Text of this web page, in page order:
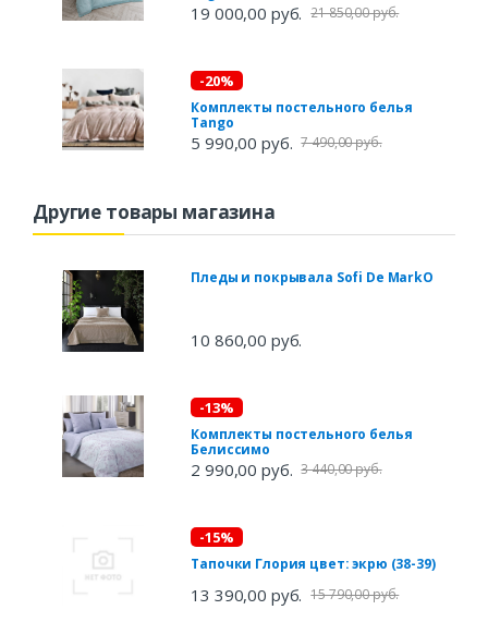
19 000,00 руб. 21 850,00 руб.
-20%
Комплекты постельного белья
Tango
5 990,00 руб. 7 490,00 руб.
Другие товары магазина
Пледы и покрывала Sofi De MarkO
10 860,00 руб.
-13%
Комплекты постельного белья
Белиссимо
2 990,00 руб. 3 440,00 руб.
-15%
Тапочки Глория цвет: экрю (38-39)
13 390,00 руб. 15 790,00 руб.